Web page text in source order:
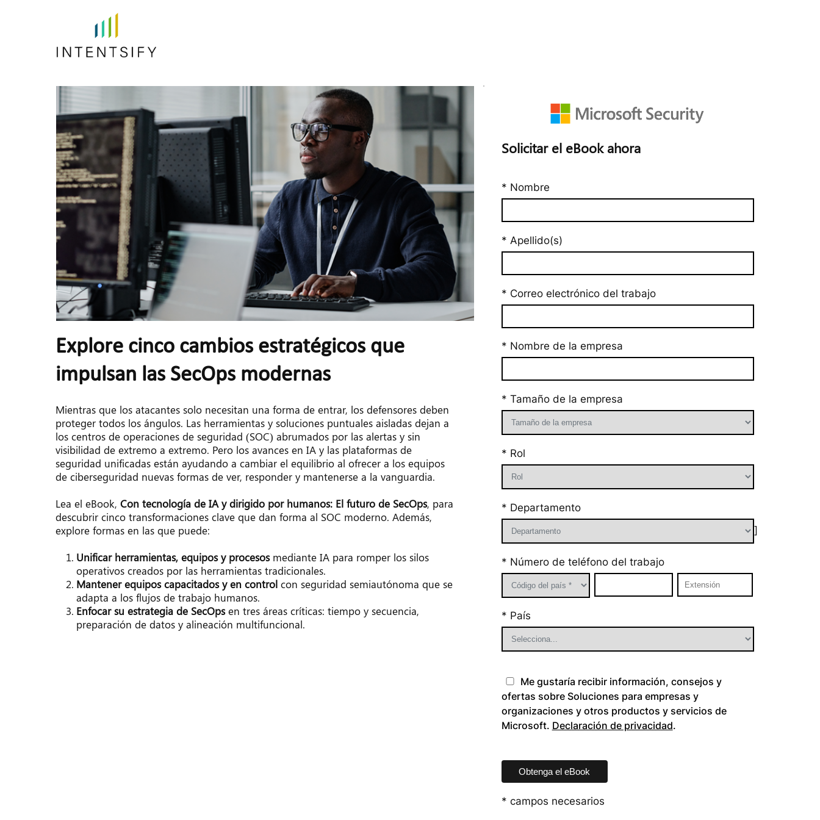
Explore cinco cambios estratégicos que
impulsan las SecOps modernas
Mientras que los atacantes solo necesitan una forma de entrar, los defensores deben
proteger todos los ángulos. Las herramientas y soluciones puntuales aisladas dejan a
los centros de operaciones de seguridad (SOC) abrumados por las alertas y sin
visibilidad de extremo a extremo. Pero los avances en IA y las plataformas de
seguridad unificadas están ayudando a cambiar el equilibrio al ofrecer a los equipos
de ciberseguridad nuevas formas de ver, responder y mantenerse a la vanguardia.
Lea el eBook, Con tecnología de IA y dirigido por humanos: El futuro de SecOps, para
descubrir cinco transformaciones clave que dan forma al SOC moderno. Además,
explore formas en las que puede:
Unificar herramientas, equipos y procesos mediante IA para romper los silos
operativos creados por las herramientas tradicionales.
Mantener equipos capacitados y en control con seguridad semiautónoma que se
adapta a los flujos de trabajo humanos.
Enfocar su estrategia de SecOps en tres áreas críticas: tiempo y secuencia,
preparación de datos y alineación multifuncional.
Solicitar el eBook ahora
* Nombre
* Apellido(s)
* Correo electrónico del trabajo
* Nombre de la empresa
* Tamaño de la empresa
* Rol
* Departamento
]
* Número de teléfono del trabajo
* País
Me gustaría recibir información, consejos y
ofertas sobre Soluciones para empresas y
organizaciones y otros productos y servicios de
Microsoft. Declaración de privacidad.
leave
this
field
* campos necesarios